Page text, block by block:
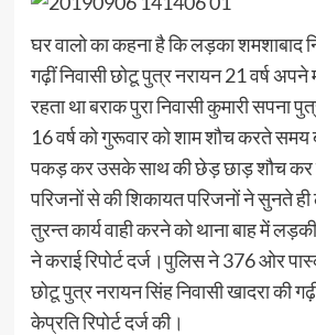
घर वालो का कहना है कि लड़का शमशाबाद
गढ़ीं निवासी छोटू पुत्र नरायन 21 वर्ष अपने
रहता था बराक पुरा निवासी कुमारी सपना
16 वर्ष को गुरूवार को शाम शौच करते
पकड़ कर उसके साथ की छेड़ छाड़ शौच कर
परिजनों से की शिकायत परिजनों ने सुनते
तुरन्त कार्य वाही करने को थाना बाह में
ने कराई रिपोर्ट दर्ज।पुलिस ने 376 ओर
छोटू पुत्र नरायन सिंह निवासी खादरा की
केप्रति रिपोर्ट दर्ज की।